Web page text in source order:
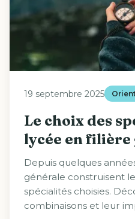
19 septembre 2025
Le choix des
lycée en filière
Depuis quelques
générale construisent
spécialités choisies.
combinaisons et leur